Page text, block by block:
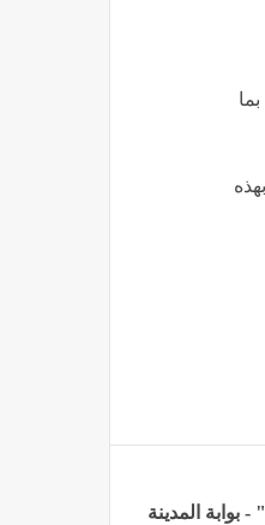
تحطم مقاتلة أميركية من طراز "إف-35" - بوابة المدينة